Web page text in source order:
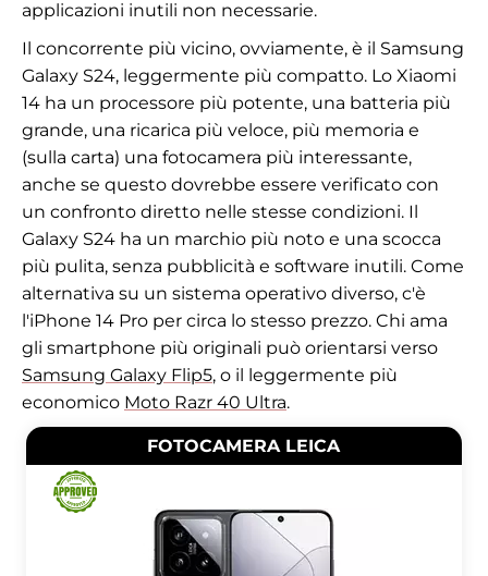
applicazioni inutili non necessarie.
Il concorrente più vicino, ovviamente, è il Samsung
Galaxy S24, leggermente più compatto. Lo Xiaomi
14 ha un processore più potente, una batteria più
grande, una ricarica più veloce, più memoria e
(sulla carta) una fotocamera più interessante,
anche se questo dovrebbe essere verificato con
un confronto diretto nelle stesse condizioni. Il
Galaxy S24 ha un marchio più noto e una scocca
più pulita, senza pubblicità e software inutili. Come
alternativa su un sistema operativo diverso, c'è
l'iPhone 14 Pro per circa lo stesso prezzo. Chi ama
gli smartphone più originali può orientarsi verso
Samsung Galaxy Flip5, o il leggermente più
economico Moto Razr 40 Ultra.
FOTOCAMERA LEICA